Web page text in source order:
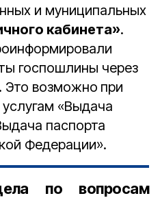
и муниципальных
кабинета».
госпошлины через
. Это возможно при
«Выдача
паспорта
Федерации».
по вопросам